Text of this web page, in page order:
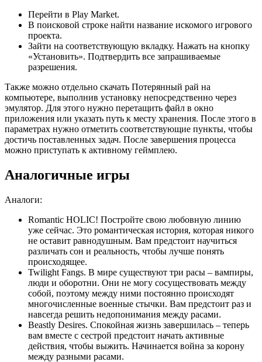
Перейти в Play Market.
В поисковой строке найти название искомого игрового
проекта.
Зайти на соответствующую вкладку. Нажать на кнопку
«Установить». Подтвердить все запрашиваемые
разрешения.
Также можно отдельно скачать Потерянный рай на
компьютере, выполнив установку непосредственно через
эмулятор. Для этого нужно перетащить файл в окно
приложения или указать путь к месту хранения. После этого в
параметрах нужно отметить соответствующие пункты, чтобы
достичь поставленных задач. После завершения процесса
можно приступать к активному геймплею.
Аналогичные игры
Аналоги:
Romantic HOLIC! Постройте свою любовную линию
уже сейчас. Это романтическая история, которая никого
не оставит равнодушным. Вам предстоит научиться
различать сон и реальность, чтобы лучше понять
происходящее.
Twilight Fangs. В мире существуют три расы – вампиры,
люди и оборотни. Они не могу сосуществовать между
собой, поэтому между ними постоянно происходят
многочисленные военные стычки. Вам предстоит раз и
навсегда решить недопонимания между расами.
Beastly Desires. Спокойная жизнь завершилась – теперь
вам вместе с сестрой предстоит начать активные
действия, чтобы выжить. Начинается война за корону
между разными расами.